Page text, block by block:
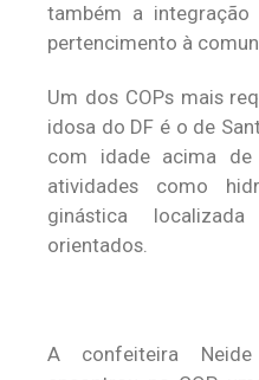
também a
pertencimento à
Um dos COPs mais
idosa do DF é o de
com idade acima
atividades como
ginástica
orientados.
A confeiteira